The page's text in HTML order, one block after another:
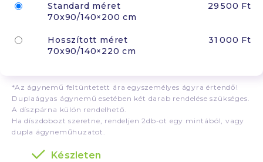
Standard méret
70x90/140×200 cm
29 500 Ft
Hosszított méret
70x90/140×220 cm
31 000 Ft
*Az ágynemű feltüntetett ára egyszemélyes ágyra értendő!
Duplaágyas ágynemű esetében két darab rendelése szükséges.
A díszpárna külön rendelhető.
Ha díszdobozt szeretne, rendeljen 2db-ot egy mintából, vagy
dupla ágyneműhuzatot.
Készleten